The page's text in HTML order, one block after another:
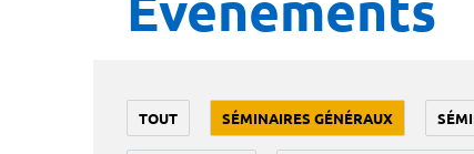
TOUT SÉMINAIRES GÉNÉRAUX